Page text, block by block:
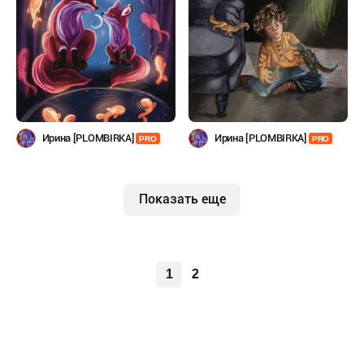
Ирина [PLOMBIRKA] PRO Ирина [PLOMBIRKA] PRO
Показать еще
1 2